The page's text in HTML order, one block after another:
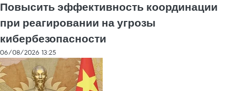
Повысить эффективность координации
при реагировании на угрозы
кибербезопасности
06/08/2026 13:25